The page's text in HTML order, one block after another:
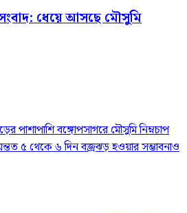
ধেয়ে আসছে মৌসুমি
পাশাপাশি বঙ্গোপসাগরে মৌসুমি নিম্নচাপ
৫ থেকে ৬ দিন বজ্রঝড় হওয়ার সম্ভাবনাও